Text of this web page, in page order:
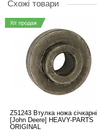
Схожі товари
Хіт продаж
Z51243 Втулка ножа січкарні
[John Deere] HEAVY-PARTS
ORIGINAL